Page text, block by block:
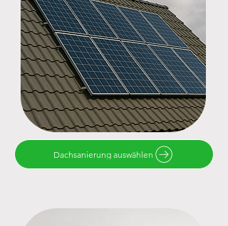
Dachsanierung auswählen